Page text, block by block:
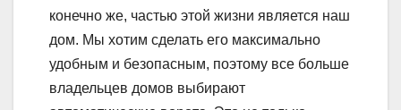
конечно же, частью этой жизни является наш
дом. Мы хотим сделать его максимально
удобным и безопасным, поэтому все больше
владельцев домов выбирают